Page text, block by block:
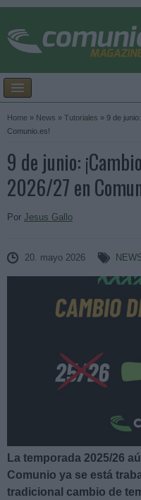
Home » News » Tutoriales » 9 de
Comunio.es!
9 de junio:
2026/27 en
Por Jesus Gallo
20. mayo 2026
La temporada 2025/26
Comunio ya se está
tradicional cambio de